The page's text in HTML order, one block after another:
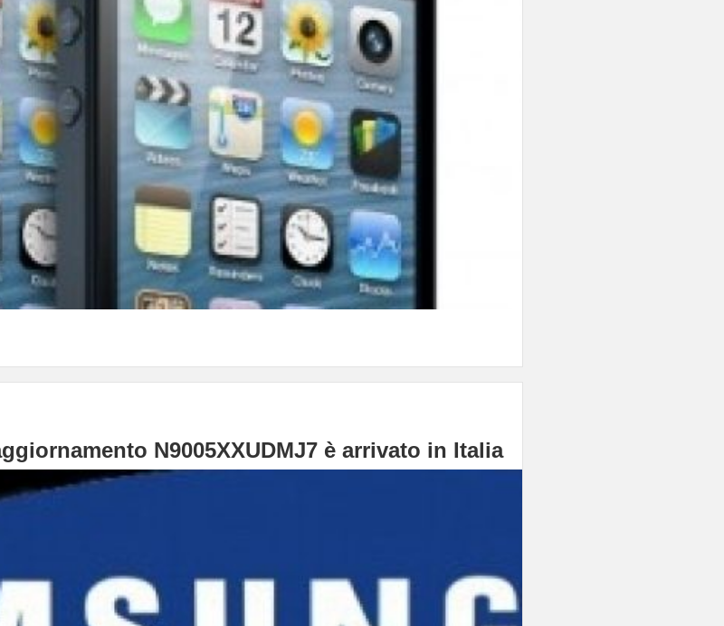
N9005XXUDMJ7 è arrivato in Italia